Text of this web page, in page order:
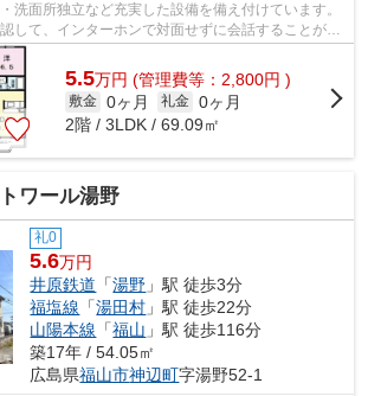
洗面所独立など充実した設備を備え付けています。
して、インターホンで対面せずに会話することがで
ペース利用料金...
5.5万円 (管理費等：2,800円 )
敷金 0ヶ月 礼金 0ヶ月
2階 / 3LDK / 69.09㎡
ワール湯野
礼0
5.6万円
井原鉄道 「湯野 」駅 徒歩3分
福塩線 「湯田村 」駅 徒歩22分
山陽本線 「福山 」駅 徒歩116分
築17年 / 54.05㎡
広島県福山市神辺町字湯野52-1